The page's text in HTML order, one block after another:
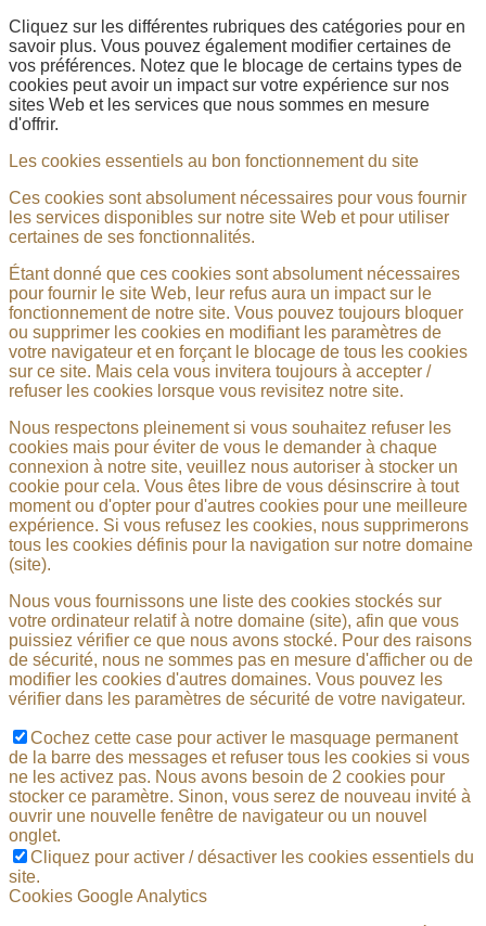
Cliquez sur les différentes rubriques des catégories pour en
savoir plus. Vous pouvez également modifier certaines de
vos préférences. Notez que le blocage de certains types de
cookies peut avoir un impact sur votre expérience sur nos
sites Web et les services que nous sommes en mesure
d'offrir.
Les cookies essentiels au bon fonctionnement du site
Ces cookies sont absolument nécessaires pour vous fournir
les services disponibles sur notre site Web et pour utiliser
certaines de ses fonctionnalités.
Étant donné que ces cookies sont absolument nécessaires
pour fournir le site Web, leur refus aura un impact sur le
fonctionnement de notre site. Vous pouvez toujours bloquer
ou supprimer les cookies en modifiant les paramètres de
votre navigateur et en forçant le blocage de tous les cookies
sur ce site. Mais cela vous invitera toujours à accepter /
refuser les cookies lorsque vous revisitez notre site.
Nous respectons pleinement si vous souhaitez refuser les
cookies mais pour éviter de vous le demander à chaque
connexion à notre site, veuillez nous autoriser à stocker un
cookie pour cela. Vous êtes libre de vous désinscrire à tout
moment ou d'opter pour d'autres cookies pour une meilleure
expérience. Si vous refusez les cookies, nous supprimerons
tous les cookies définis pour la navigation sur notre domaine
(site).
Nous vous fournissons une liste des cookies stockés sur
votre ordinateur relatif à notre domaine (site), afin que vous
puissiez vérifier ce que nous avons stocké. Pour des raisons
de sécurité, nous ne sommes pas en mesure d'afficher ou de
modifier les cookies d'autres domaines. Vous pouvez les
vérifier dans les paramètres de sécurité de votre navigateur.
Cochez cette case pour activer le masquage permanent
de la barre des messages et refuser tous les cookies si vous
ne les activez pas. Nous avons besoin de 2 cookies pour
stocker ce paramètre. Sinon, vous serez de nouveau invité à
ouvrir une nouvelle fenêtre de navigateur ou un nouvel
onglet.
Cliquez pour activer / désactiver les cookies essentiels du
site.
Cookies Google Analytics